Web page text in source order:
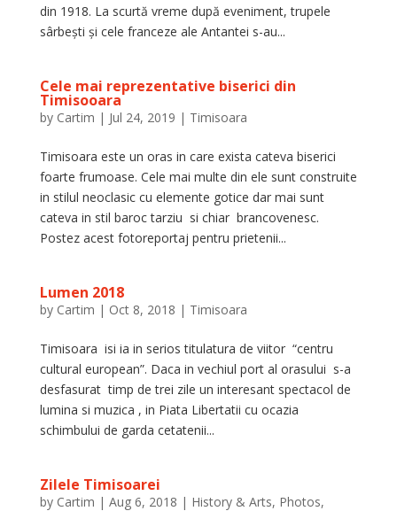
din 1918. La scurtă vreme după eveniment, trupele
sârbești și cele franceze ale Antantei s-au...
Cele mai reprezentative biserici din
Timisooara
by Cartim | Jul 24, 2019 | Timisoara
Timisoara este un oras in care exista cateva biserici
foarte frumoase. Cele mai multe din ele sunt construite
in stilul neoclasic cu elemente gotice dar mai sunt
cateva in stil baroc tarziu si chiar brancovenesc.
Postez acest fotoreportaj pentru prietenii...
Lumen 2018
by Cartim | Oct 8, 2018 | Timisoara
Timisoara isi ia in serios titulatura de viitor “centru
cultural european”. Daca in vechiul port al orasului s-a
desfasurat timp de trei zile un interesant spectacol de
lumina si muzica , in Piata Libertatii cu ocazia
schimbului de garda cetatenii...
Zilele Timisoarei
by Cartim | Aug 6, 2018 | History & Arts, Photos,